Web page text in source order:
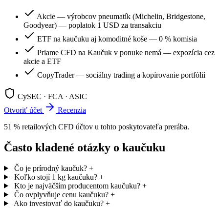
Akcie — výrobcov pneumatík (Michelin, Bridgestone,
Goodyear) — poplatok 1 USD za transakciu
ETF na kaučuku aj komoditné koše — 0 % komisia
Priame CFD na Kaučuk v ponuke nemá — expozícia cez
akcie a ETF
CopyTrader — sociálny trading a kopírovanie portfólií
CySEC · FCA · ASIC
Otvoriť účet
Recenzia
51 % retailových CFD účtov u tohto poskytovateľa prerába.
Často kladené otázky o kaučuku
Čo je prírodný kaučuk? +
Koľko stojí 1 kg kaučuku? +
Kto je najväčším producentom kaučuku? +
Čo ovplyvňuje cenu kaučuku? +
Ako investovať do kaučuku? +